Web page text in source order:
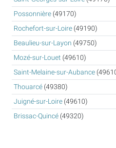
Possonnière (49170)
Rochefort-sur-Loire (49190)
Beaulieu-sur-Layon (49750)
Mozé-sur-Louet (49610)
Saint-Melaine-sur-Aubance
Thouarcé (49380)
Juigné-sur-Loire (49610)
Brissac-Quincé (49320)